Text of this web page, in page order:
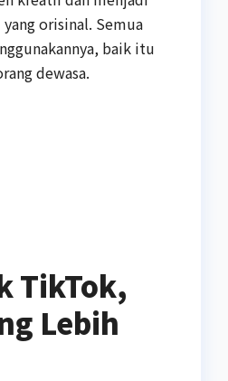
orisinal. Semua
baik itu
dewasa.
TikTok,
Lebih